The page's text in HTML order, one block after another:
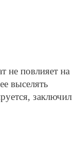
не повлияет на
выселять
заключил